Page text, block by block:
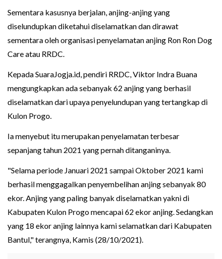
Sementara kasusnya berjalan, anjing-anjing yang
diselundupkan diketahui diselamatkan dan dirawat
sementara oleh organisasi penyelamatan anjing Ron Ron Dog
Care atau RRDC.
Kepada SuaraJogja.id, pendiri RRDC, Viktor Indra Buana
mengungkapkan ada sebanyak 62 anjing yang berhasil
diselamatkan dari upaya penyelundupan yang tertangkap di
Kulon Progo.
Ia menyebut itu merupakan penyelamatan terbesar
sepanjang tahun 2021 yang pernah ditanganinya.
"Selama periode Januari 2021 sampai Oktober 2021 kami
berhasil menggagalkan penyembelihan anjing sebanyak 80
ekor. Anjing yang paling banyak diselamatkan yakni di
Kabupaten Kulon Progo mencapai 62 ekor anjing. Sedangkan
yang 18 ekor anjing lainnya kami selamatkan dari Kabupaten
Bantul," terangnya, Kamis (28/10/2021).